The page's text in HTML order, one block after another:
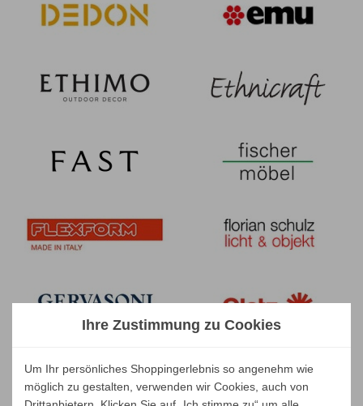
Ihre Zustimmung zu Cookies
Um Ihr persönliches Shoppingerlebnis so angenehm wie
möglich zu gestalten, verwenden wir Cookies, auch von